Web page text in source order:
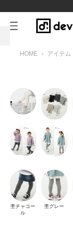
HOME アイテム
杢チャコー
ル
杢グレー